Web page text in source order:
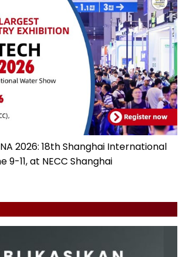
2026: 18th Shanghai International
9-11, at NECC Shanghai